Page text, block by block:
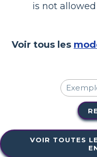
is not allowed
Voir tous les
VOIR TOUTES